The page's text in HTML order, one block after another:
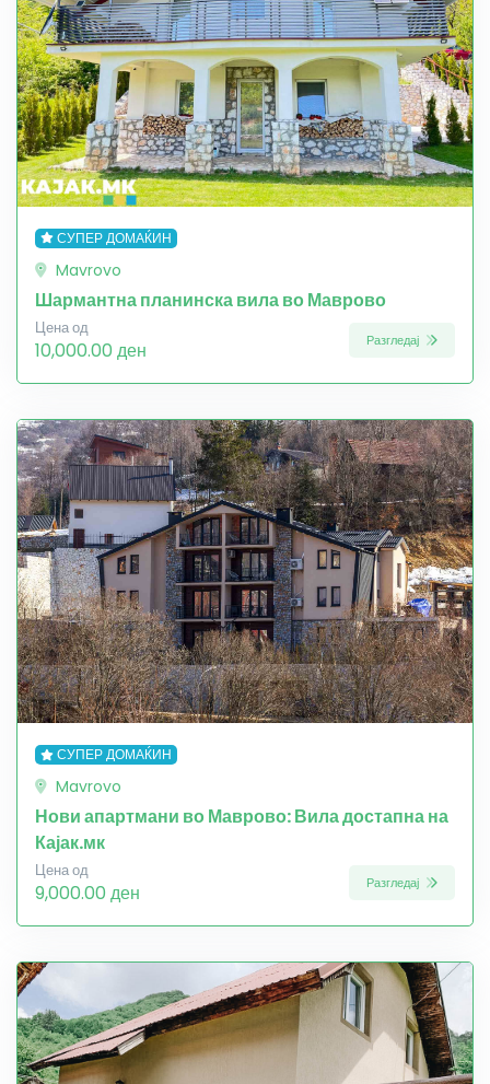
СУПЕР ДОМАЌИН
Mavrovo
Шармантна планинска вила во Маврово
Цена од
10,000.00 ден Разгледај
СУПЕР ДОМАЌИН
Mavrovo
Нови апартмани во Маврово: Вила достапна на
Кајак.мк
Цена од
9,000.00 ден Разгледај